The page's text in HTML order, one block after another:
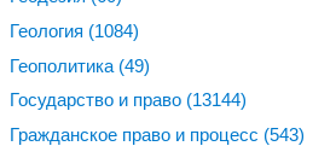
Геология (1084)
Геополитика (49)
Государство и право (13144)
Гражданское право и процесс (543)